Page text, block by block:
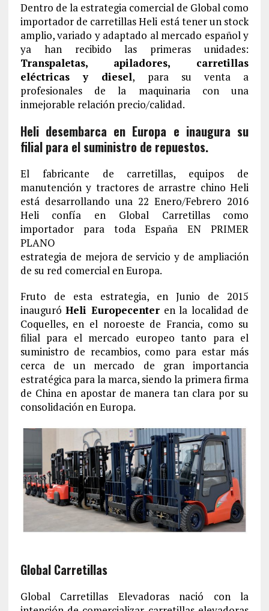
Dentro de la estrategia comercial de Global como
importador de carretillas Heli está tener un stock
amplio, variado y adaptado al mercado español y
ya han recibido las primeras unidades:
Transpaletas, apiladores, carretillas
eléctricas y diesel, para su venta a
profesionales de la maquinaria con una
inmejorable relación precio/calidad.
Heli desembarca en Europa e inaugura su
filial para el suministro de repuestos.
El fabricante de carretillas, equipos de
manutención y tractores de arrastre chino Heli
está desarrollando una 22 Enero/Febrero 2016
Heli confía en Global Carretillas como
importador para toda España EN PRIMER
PLANO
estrategia de mejora de servicio y de ampliación
de su red comercial en Europa.
Fruto de esta estrategia, en Junio de 2015
inauguróHeli Europecenteren la localidad de
Coquelles, en el noroeste de Francia, como su
filial para el mercado europeo tanto para el
suministro de recambios, como para estar más
cerca de un mercado de gran importancia
estratégica para la marca, siendo la primera firma
de China en apostar de manera tan clara por su
consolidación en Europa.
Global Carretillas
Global Carretillas Elevadoras nació con la